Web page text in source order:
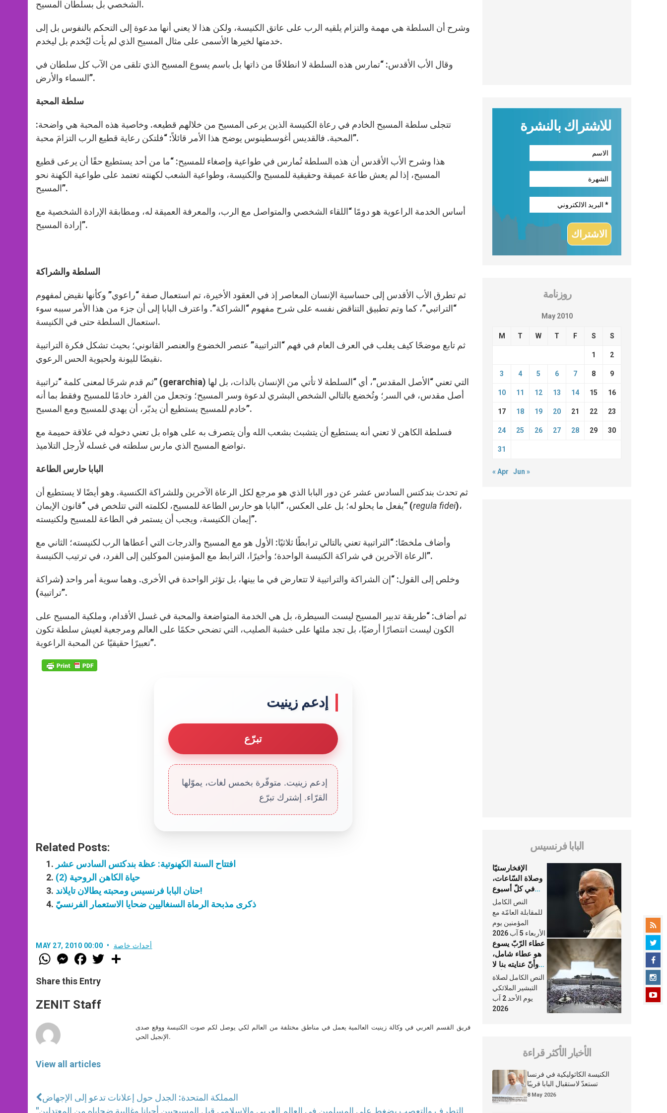
الشخصي بل بسلطان المسيح.
وشرح أن السلطة هي مهمة والتزام يلقيه الرب على عاتق الكنيسة، ولكن هذا لا يعني أنها مدعوة إلى التحكم بالنفوس بل إلى
خدمتها لخيرها الأسمى على مثال المسيح الذي لم يأت ليُخدم بل ليخدم.
وقال الأب الأقدس: “تمارس هذه السلطة لا انطلاقًا من ذاتها بل باسم يسوع المسيح الذي تلقى من الآب كل سلطان في
السماء والأرض”.
سلطة المحبة
تتجلى سلطة المسيح الخادم في رعاة الكنيسة الذين يرعى المسيح من خلالهم قطيعه. وخاصية هذه المحبة هي واضحة:
المحبة. فالقديس أغوسطينوس يوضح هذا الأمر قائلاً: “فلتكن رعاية قطيع الرب التزامَ محبة”.
هذا وشرح الأب الأقدس أن هذه السلطة تُمارس في طواعية وإصغاء للمسيح: “ما من أحد يستطيع حقًا أن يرعى قطيع
المسيح، إذا لم يعش طاعة عميقة وحقيقية للمسيح والكنيسة، وطواعية الشعب لكهنته تعتمد على طواعية الكهنة نحو
المسيح”.
أساس الخدمة الراعوية هو دومًا “اللقاء الشخصي والمتواصل مع الرب، والمعرفة العميقة له، ومطابقة الإرادة الشخصية مع
إرادة المسيح”.
السلطة والشراكة
ثم تطرق الأب الأقدس إلى حساسية الإنسان المعاصر إذ في العقود الأخيرة، تم استعمال صفة “راعوي” وكأنها نقيض لمفهوم
“التراتبي”، كما وتم تطبيق التناقض نفسه على شرح مفهوم “الشراكة”. واعترف البابا إلى أن جزء من هذا الأمر سببه سوء
استعمال السلطة حتى في الكنيسة.
ثم تابع موضحًا كيف يغلب في العرف العام في فهم “التراتبية” عنصر الخضوع والعنصر القانوني؛ بحيث تشكل فكرة التراتبية
نقيضًا لليونة ولحيوية الحس الرعوي.
ثم قدم شرحًا لمعنى كلمة “تراتبية” (gerarchia) التي تعني “الأصل المقدس”، أي “السلطة لا تأتي من الإنسان بالذات، بل لها
أصل مقدس، في السر؛ وتُخضع بالتالي الشخص البشري لدعوة وسر المسيح؛ وتجعل من الفرد خادمًا للمسيح وفقط بما أنه
خادم للمسيح يستطيع أن يدبّر، أن يهدي للمسيح ومع المسيح”.
فسلطة الكاهن لا تعني أنه يستطيع أن يتشبث بشعب الله وأن يتصرف به على هواه بل تعني دخوله في علاقة حميمة مع
تواضع المسيح الذي مارس سلطته في غسله لأرجل التلاميذ.
البابا حارس الطاعة
ثم تحدث بندكتس السادس عشر عن دور البابا الذي هو مرجع لكل الرعاة الآخرين وللشراكة الكنسية. وهو أيضًا لا يستطيع أن
يفعل ما يحلو له؛ بل على العكس، “البابا هو حارس الطاعة للمسيح، لكلمته التي تتلخص في “قانون الإيمان” (regula fidei)،
إيمان الكنيسة، ويجب أن يستمر في الطاعة للمسيح ولكنيسته”.
وأضاف ملخصًا: “التراتبية تعني بالتالي ترابطًا ثلاثيًا: الأول هو مع المسيح والدرجات التي أعطاها الرب لكنيسته؛ الثاني مع
الرعاة الآخرين في شراكة الكنيسة الواحدة؛ وأخيرًا، الترابط مع المؤمنين الموكلين إلى الفرد، في ترتيب الكنيسة”.
وخلص إلى القول: “إن الشراكة والتراتبية لا تتعارض في ما بينها، بل تؤثر الواحدة في الأخرى. وهما سوية أمر واحد (شراكة
تراتبية)”.
ثم أضاف: “طريقة تدبير المسيح ليست السيطرة، بل هي الخدمة المتواضعة والمحبة في غسل الأقدام، وملكية المسيح على
الكون ليست انتصارًا أرضيًا، بل تجد ملئها على خشبة الصليب، التي تضحي حكمًا على العالم ومرجعية لعيش سلطة تكون
تعبيرًا حقيقيًا عن المحبة الراعوية”.
إدعم زينيت
تبرّع
إدعم زينيت. متوفّرة بخمس لغات، يموّلها
القرّاء. إشترك تبرّع
Related Posts:
افتتاح السنة الكهنوتية: عظة بندكتس السادس عشر
حياة الكاهن الروحية (2)
حنان البابا فرنسيس ومحبته يطالان تايلاند!
ذكرى مذبحة الرماة السنغاليين ضحايا الاستعمار الفرنسيّ
MAY 27, 2010 00:00 أحداث خاصة
W
h
t
s
p
p
M
e
s
e
g
e
F
a
e
b
o
k
w
Share this Entry
ZENIT Staff
View all articles
فريق القسم العربي في وكالة زينيت العالمية يعمل في مناطق مختلفة من العالم لكي يوصل لكم صوت الكنيسة ووقع صدى
الإنجيل الحي.
المملكة المتحدة: الجدل حول إعلانات تدعو إلى الإجهاض
"التطرف والتعصب يضغط على المسلمين في العالم العربي والإسلامي قبل المسيحيين أحيانا وغالبية ضحاياه من المعتدلين
للاشتراك بالنشرة
روزنامة
May 2010
M T W T F S S
1 2
3 4 5 6 7 8 9
10 11 12 13 14 15 16
17 18 19 20 21 22 23
24 25 26 27 28 29 30
31
« Apr Jun »
البابا فرنسيس
الإفخارستيّا
وصلاة السّاعات،
في كلّ أسبوع
وكلّ يوم، هما
النَّفَس في حياة
الكنيسة
النص الكامل
للمقابلة العامّة مع
المؤمنين يوم
الأربعاء 5 آب 2026
عطاء الرّبّ يسوع
هو عطاء شامل،
وأنّ عنايته بنا لا
تغيب عنّا أبدًا
النص الكامل لصلاة
التبشير الملائكي
يوم الأحد 2 آب
2026
الأخبار الأكثر قراءة
الكنيسة الكاثوليكية في فرنسا
تستعدّ لاستقبال البابا قريبًا
8 May 2026